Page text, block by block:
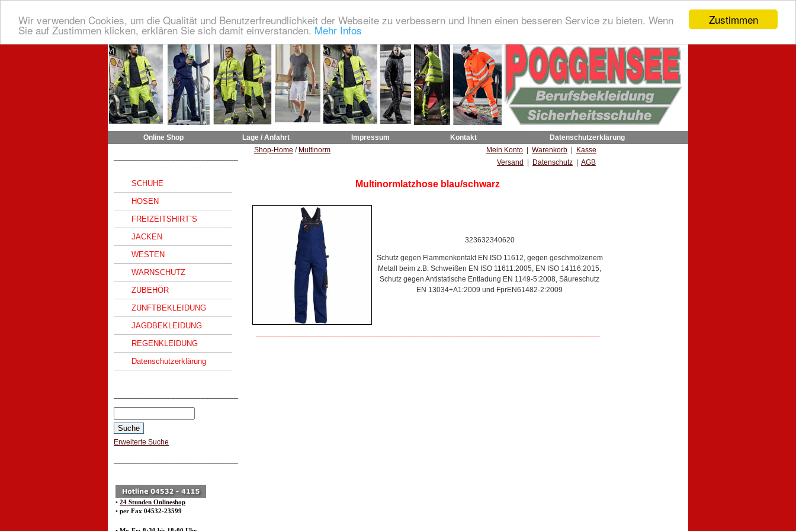
Zustimmen
Wir verwenden Cookies, um die Qualität und Benutzerfreundlichkeit der Webseite zu verbessern und Ihnen einen besseren Service zu bieten. Wenn
Sie auf Zustimmen klicken, erklären Sie sich damit einverstanden. Mehr Infos
Online Shop Lage / Anfahrt Impressum Kontakt Datenschutzerklärung
SCHUHE
HOSEN
FREIZEITSHIRT`S
JACKEN
WESTEN
WARNSCHUTZ
ZUBEHÖR
ZUNFTBEKLEIDUNG
JAGDBEKLEIDUNG
REGENKLEIDUNG
Datenschutzerklärung
Erweiterte Suche
• 24 Stunden Onlineshop
• per Fax 04532-23599
Shop-Home / Multinorm Mein Konto Warenkorb
Kasse
Versand
Datenschutz AGB
Multinormlatzhose blau/schwarz
323632340620
Schutz gegen Flammenkontakt EN ISO 11612, gegen geschmolzenem
Metall beim z.B. Schweißen EN ISO 11611:2005, EN ISO 14116:2015,
Schutz gegen Antistatische Entladung EN 1149-5:2008, Säureschutz
EN 13034+A1:2009 und FprEN61482-2:2009